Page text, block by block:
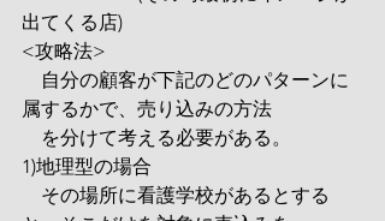
出てくる店)
<攻略法>
自分の顧客が下記のどのパターンに
属するかで、売り込みの方法
を分けて考える必要がある。
1)地理型の場合
その場所に看護学校があるとする